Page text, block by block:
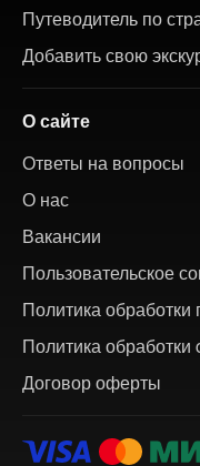
Путеводитель по
Добавить свою
О сайте
Ответы на вопросы
О нас
Вакансии
Пользовательское
Политика
Политика обработки
Договор оферты